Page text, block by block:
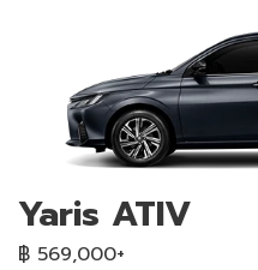
Yaris ATIV
฿ 569,000+